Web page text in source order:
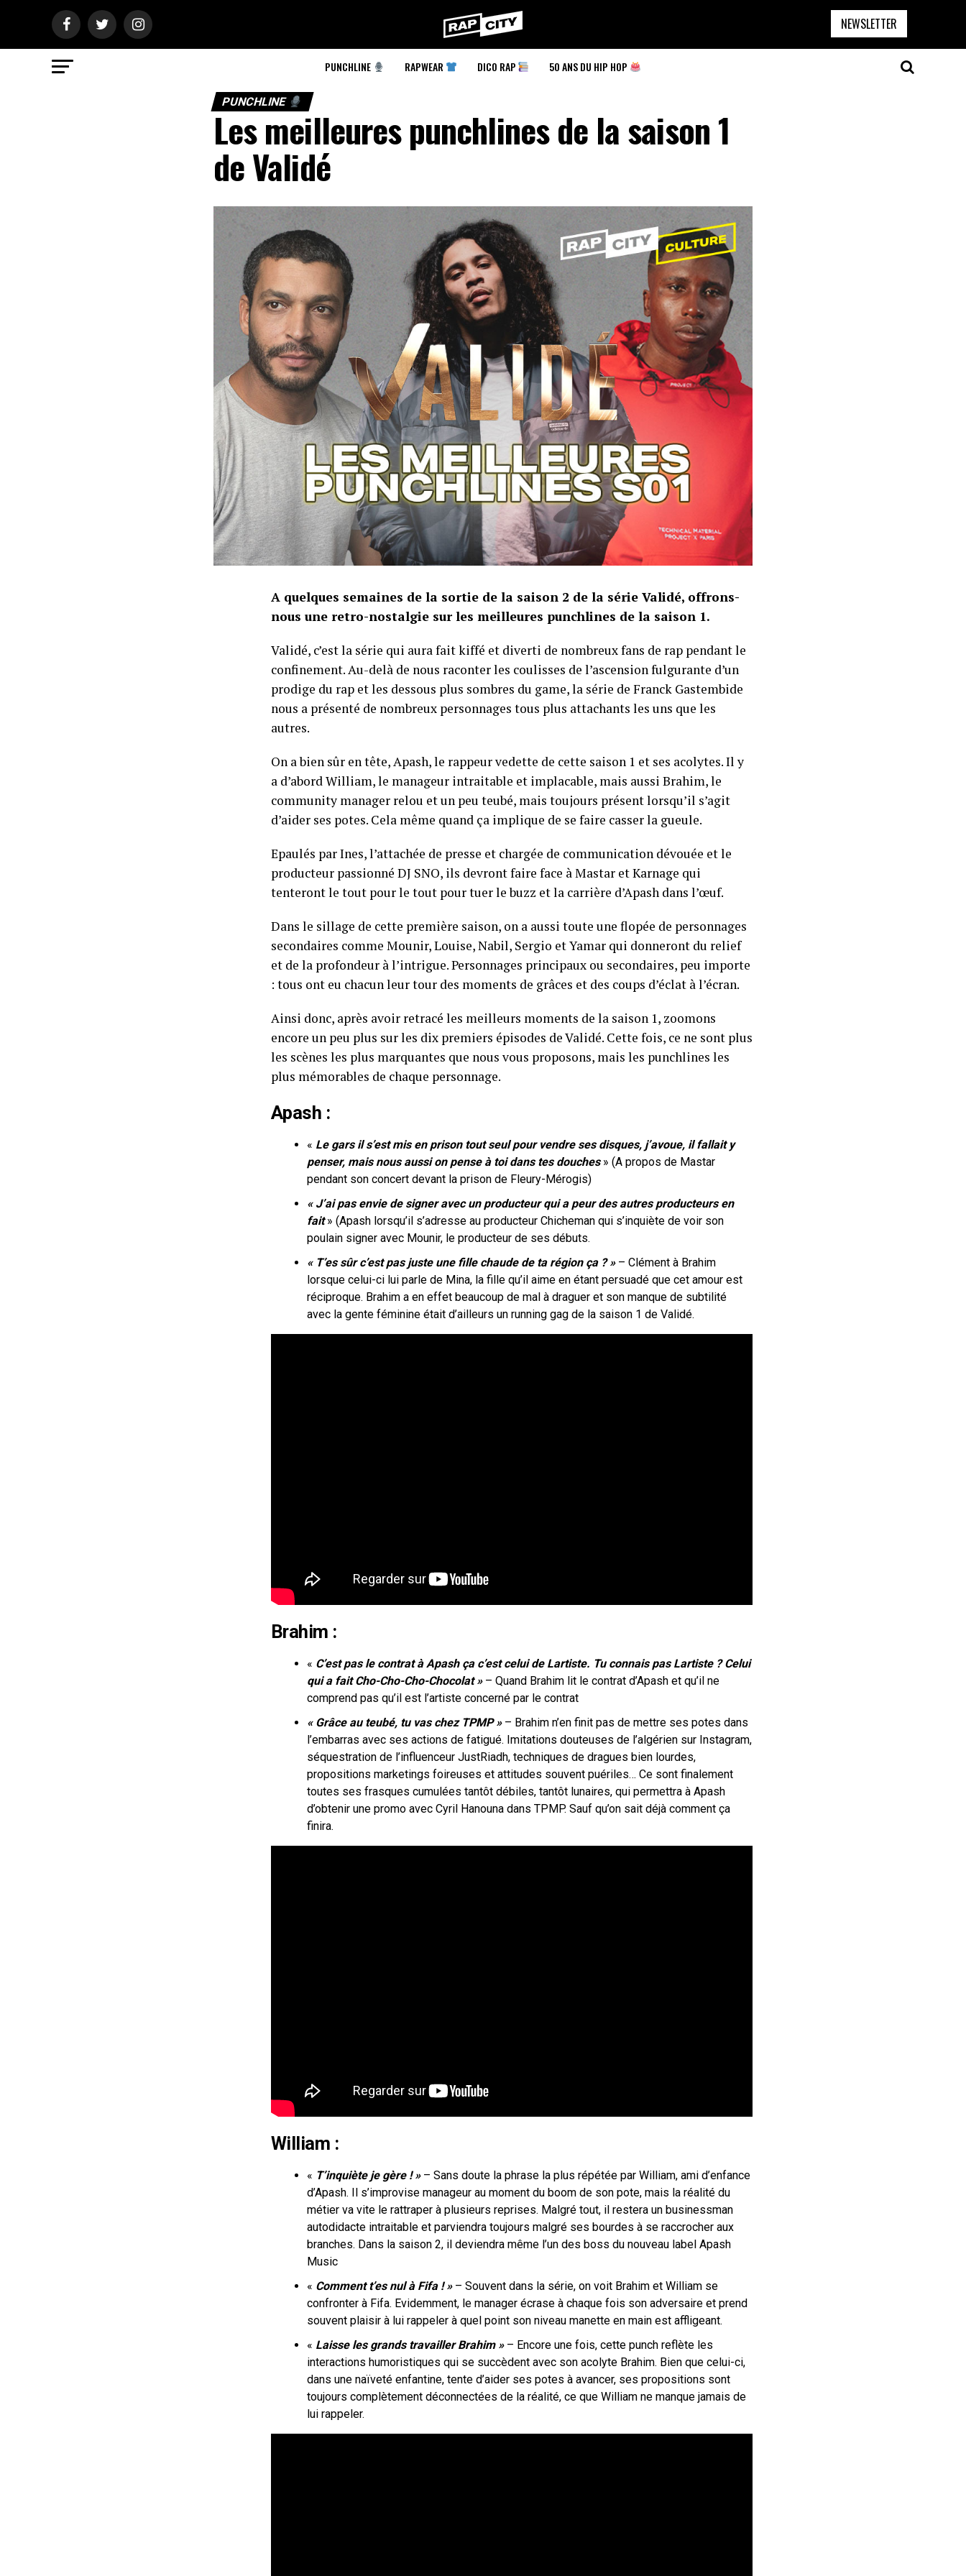
RapCity
NEWSLETTER
PUNCHLINE RAPWEAR DICO RAP 50 ANS DU HIP HOP
PUNCHLINE
Les meilleures punchlines de la saison 1
de Validé
A quelques semaines de la sortie de la saison 2 de la série Validé, offrons-
nous une retro-nostalgie sur les meilleures punchlines de la saison 1.
Validé, c’est la série qui aura fait kiffé et diverti de nombreux fans de rap pendant le
confinement. Au-delà de nous raconter les coulisses de l’ascension fulgurante d’un
prodige du rap et les dessous plus sombres du game, la série de Franck Gastembide
nous a présenté de nombreux personnages tous plus attachants les uns que les
autres.
On a bien sûr en tête, Apash, le rappeur vedette de cette saison 1 et ses acolytes. Il y
a d’abord William, le manageur intraitable et implacable, mais aussi Brahim, le
community manager relou et un peu teubé, mais toujours présent lorsqu’il s’agit
d’aider ses potes. Cela même quand ça implique de se faire casser la gueule.
Epaulés par Ines, l’attachée de presse et chargée de communication dévouée et le
producteur passionné DJ SNO, ils devront faire face à Mastar et Karnage qui
tenteront le tout pour le tout pour tuer le buzz et la carrière d’Apash dans l’œuf.
Dans le sillage de cette première saison, on a aussi toute une flopée de personnages
secondaires comme Mounir, Louise, Nabil, Sergio et Yamar qui donneront du relief
et de la profondeur à l’intrigue. Personnages principaux ou secondaires, peu importe
: tous ont eu chacun leur tour des moments de grâces et des coups d’éclat à l’écran.
Ainsi donc, après avoir retracé les meilleurs moments de la saison 1, zoomons
encore un peu plus sur les dix premiers épisodes de Validé. Cette fois, ce ne sont plus
les scènes les plus marquantes que nous vous proposons, mais les punchlines les
plus mémorables de chaque personnage.
Apash :
« Le gars il s’est mis en prison tout seul pour vendre ses disques, j’avoue, il fallait y
penser, mais nous aussi on pense à toi dans tes douches» (A propos de Mastar
pendant son concert devant la prison de Fleury-Mérogis)
« J’ai pas envie de signer avec un producteur qui a peur des autres producteurs en
fait» (Apash lorsqu’il s’adresse au producteur Chicheman qui s’inquiète de voir son
poulain signer avec Mounir, le producteur de ses débuts.
« T’es sûr c’est pas juste une fille chaude de ta région ça ? » – Clément à Brahim
lorsque celui-ci lui parle de Mina, la fille qu’il aime en étant persuadé que cet amour est
réciproque. Brahim a en effet beaucoup de mal à draguer et son manque de subtilité
avec la gente féminine était d’ailleurs un running gag de la saison 1 de Validé.
Brahim :
« C’est pas le contrat à Apash ça c’est celui de Lartiste. Tu connais pas Lartiste ? Celui
qui a fait Cho-Cho-Cho-Chocolat »– Quand Brahim lit le contrat d’Apash et qu’il ne
comprend pas qu’il est l’artiste concerné par le contrat
« Grâce au teubé, tu vas chez TPMP » – Brahim n’en finit pas de mettre ses potes dans
l’embarras avec ses actions de fatigué. Imitations douteuses de l’algérien sur Instagram,
séquestration de l’influenceur JustRiadh, techniques de dragues bien lourdes,
propositions marketings foireuses et attitudes souvent puériles… Ce sont finalement
toutes ses frasques cumulées tantôt débiles, tantôt lunaires, qui permettra à Apash
d’obtenir une promo avec Cyril Hanouna dans TPMP. Sauf qu’on sait déjà comment ça
finira.
William :
« T’inquiète je gère ! »– Sans doute la phrase la plus répétée par William, ami d’enfance
d’Apash. Il s’improvise manageur au moment du boom de son pote, mais la réalité du
métier va vite le rattraper à plusieurs reprises. Malgré tout, il restera un businessman
autodidacte intraitable et parviendra toujours malgré ses bourdes à se raccrocher aux
branches. Dans la saison 2, il deviendra même l’un des boss du nouveau label Apash
Music
« Comment t’es nul à Fifa ! » – Souvent dans la série, on voit Brahim et William se
confronter à Fifa. Evidemment, le manager écrase à chaque fois son adversaire et prend
souvent plaisir à lui rappeler à quel point son niveau manette en main est affligeant.
« Laisse les grands travailler Brahim »– Encore une fois, cette punch reflète les
interactions humoristiques qui se succèdent avec son acolyte Brahim. Bien que celui-ci,
dans une naïveté enfantine, tente d’aider ses potes à avancer, ses propositions sont
toujours complètement déconnectées de la réalité, ce que William ne manque jamais de
lui rappeler.